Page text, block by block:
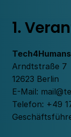
1.
Arndtstraße 7
12623 Berlin
E-Mail:
Telefon: +49